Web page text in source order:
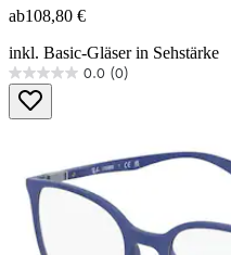
ab108,80 €
inkl. Basic-Gläser in Sehstärke
0.0 (0)
0.0
von
5